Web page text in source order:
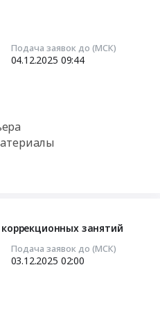
Подача заявок до (МСК)
04.12.2025 09:44
занятий
Подача заявок до (МСК)
03.12.2025 02:00